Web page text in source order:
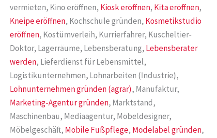
vermieten, Kino eröffnen, Kiosk eröffnen, Kita eröffnen,
Kneipe eröffnen, Kochschule gründen, Kosmetikstudio
eröffnen, Kostümverleih, Kurrierfahrer, Kuscheltier-
Doktor, Lagerräume, Lebensberatung, Lebensberater
werden, Lieferdienst für Lebensmittel,
Logistikunternehmen, Lohnarbeiten (Industrie),
Lohnunternehmen gründen (agrar), Manufaktur,
Marketing-Agentur gründen, Marktstand,
Maschinenbau, Mediaagentur, Möbeldesigner,
Möbelgeschäft, Mobile Fußpflege, Modelabel gründen,